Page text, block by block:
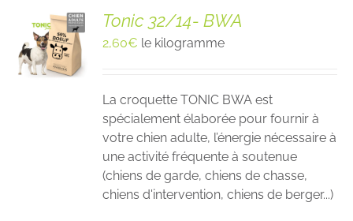
Tonic 32/14- BWA
2,60€ le kilogramme
La croquette TONIC BWA est
spécialement élaborée pour fournir à
votre chien adulte, l’énergie nécessaire à
une activité fréquente à soutenue
(chiens de garde, chiens de chasse,
chiens d'intervention, chiens de berger...)